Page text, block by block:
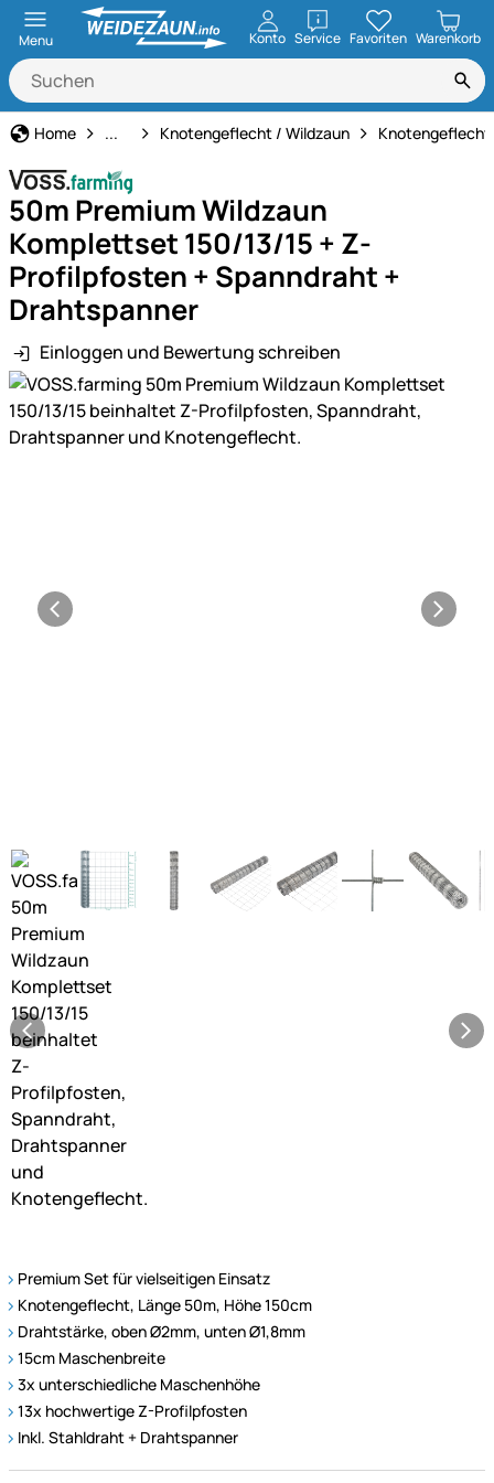
Menu Konto ServiceöffnenFavoriten Warenkorb
Home Weidezaun
... Knotengeflecht / Wildzaun
50m Premium Wildzaun
Komplettset 150/13/15 + Z-
Profilpfosten + Spanndraht +
Drahtspanner
Einloggen und Bewertung schreiben
Produktgalerie
Premium Set für vielseitigen Einsatz
Knotengeflecht, Länge 50m, Höhe 150cm
Drahtstärke, oben Ø2mm, unten Ø1,8mm
15cm Maschenbreite
3x unterschiedliche Maschenhöhe
13x hochwertige Z-Profilpfosten
Inkl. Stahldraht + Drahtspanner